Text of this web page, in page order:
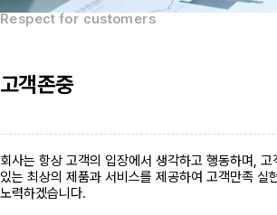
Respect for customers
고객존중
회사는 항상 고객의 입장에서 생각하고 행동하며,
있는 최상의 제품과 서비스를 제공하여 고객만족 실
노력하겠습니다.